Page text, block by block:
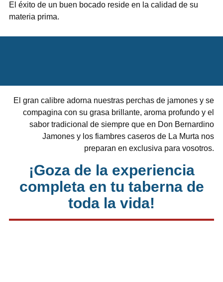
El éxito de un buen bocado reside en la calidad de su
materia prima.
El gran calibre adorna nuestras perchas de jamones y se
compagina con su grasa brillante, aroma profundo y el
sabor tradicional de siempre que en Don Bernardino
Jamones y los fiambres caseros de La Murta nos
preparan en exclusiva para vosotros.
¡Goza de la experiencia
completa en tu taberna de
toda la vida!